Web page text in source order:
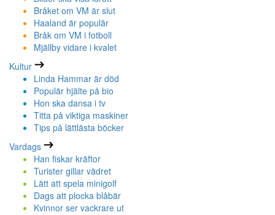
Bråket om VM är slut
Haaland är populär
Bråk om VM i fotboll
Mjällby vidare i kvalet
Kultur
Linda Hammar är död
Populär hjälte på bio
Hon ska dansa i tv
Titta på viktiga maskiner
Tips på lättlästa böcker
Vardags
Han fiskar kräftor
Turister gillar vädret
Lätt att spela minigolf
Dags att plocka blåbär
Kvinnor ser vackrare ut